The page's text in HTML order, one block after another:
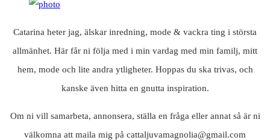
Catarina heter jag, älskar inredning, mode & vackra ting i största
allmänhet. Här får ni följa med i min vardag med min familj, mitt
hem, mode och lite andra ytligheter. Hoppas du ska trivas, och
kanske även hitta en gnutta inspiration.
Om ni vill samarbeta, annonsera, ställa en fråga eller annat så är ni
välkomna att maila mig på cattaljuvamagnolia@gmail.com